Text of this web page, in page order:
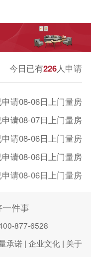
今日已有226人申请
申请08-06日上门量房
申请08-07日上门量房
申请08-06日上门量房
申请08-06日上门量房
申请08-06日上门量房
请08-07日上门量房
请08-07日上门量房
一件事
877-6528
承诺 | 企业文化 | 关于